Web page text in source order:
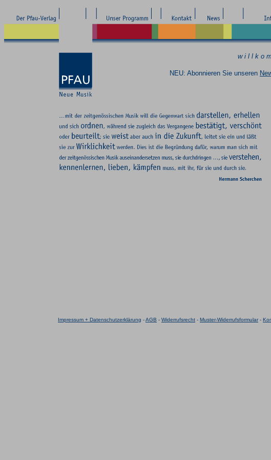
w i l l k o
NEU: Abonnieren Sie unseren
Impressum + Datenschutzerklärung -AGB - Widerrufsrecht - Muster-Widerrufsformular-